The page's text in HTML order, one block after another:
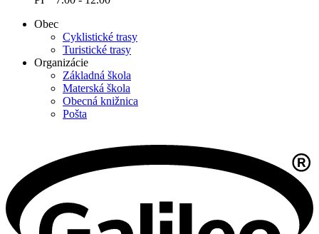
Obec
Cyklistické trasy
Turistické trasy
Organizácie
Základná škola
Materská škola
Obecná knižnica
Pošta